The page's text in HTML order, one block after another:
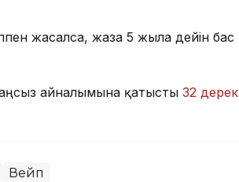
жасалса, жаза 5 жылға дейін бас
айналымына қатысты 32 дерек
Вейп